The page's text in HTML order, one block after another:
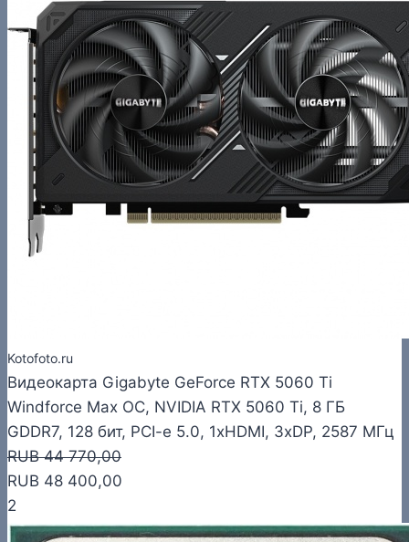
Kotofoto.ru
Видеокарта Gigabyte GeForce RTX 5060 Ti
Windforce Max OC, NVIDIA RTX 5060 Ti, 8 ГБ
GDDR7, 128 бит, PCI-e 5.0, 1xHDMI, 3xDP, 2587 МГц
RUB 44 770,00
RUB 48 400,00
2